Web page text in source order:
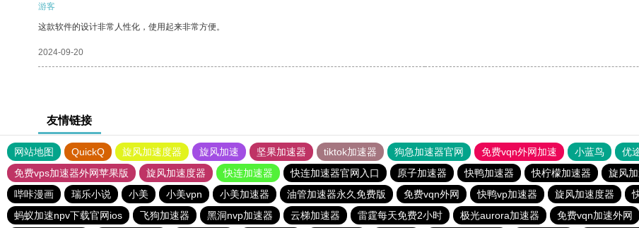
游客
这款软件的设计非常人性化，使用起来非常方便。
2024-09-20
友情链接
网站地图 QuickQ 旋风加速度器 旋风加速 坚果加速器 tiktok加速器 狗急加速器官网 免费vqn外网加速 小蓝鸟 优
免费vps加速器外网苹果版
旋风加速度器 快连加速器 快连加速器官网入口 原子加速器 快鸭加速器 快柠檬加速器 旋风
哔咔漫画
瑞乐小说 小美 小美vpn 小美加速器 油管加速器永久免费版 免费vqn外网 快鸭vp加速器 旋风加速度器
蚂蚁加速npv下载官网ios
飞狗加速器 黑洞nvp加速器 云梯加速器 雷霆每天免费2小时 极光aurora加速器 免费vqn加速外网